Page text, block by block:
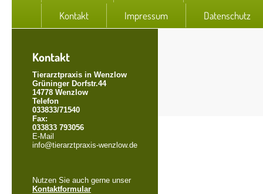
Kontakt Impressum Datenschutz
Kontakt
Tierarztpraxis in Wenzlow
Grüninger Dorfstr.44
14778 Wenzlow
Telefon
033833/71540
Fax:
033833 793056
E-Mail
info@tierarztpraxis-wenzlow.de
Nutzen Sie auch gerne unser
Kontaktformular